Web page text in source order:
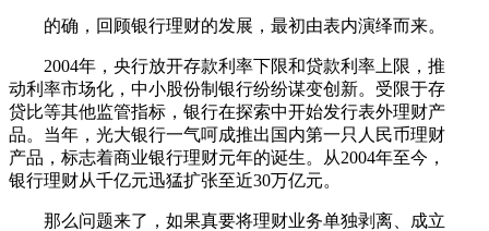
的确，回顾银行理财的发展，最初由表内演绎而来。
2004年，央行放开存款利率下限和贷款利率上限，推
动利率市场化，中小股份制银行纷纷谋变创新。受限于存
贷比等其他监管指标，银行在探索中开始发行表外理财产
品。当年，光大银行一气呵成推出国内第一只人民币理财
产品，标志着商业银行理财元年的诞生。从2004年至今，
银行理财从千亿元迅猛扩张至近30万亿元。
那么问题来了，如果真要将理财业务单独剥离、成立